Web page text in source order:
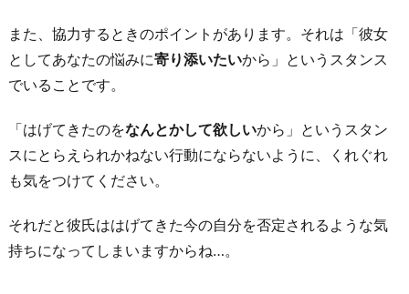
また、協力するときのポイントがあります。それは「彼女
としてあなたの悩みに寄り添いたいから」というスタンス
でいることです。
「はげてきたのをなんとかして欲しいから」というスタン
スにとらえられかねない行動にならないように、くれぐれ
も気をつけてください。
それだと彼氏ははげてきた今の自分を否定されるような気
持ちになってしまいますからね…。